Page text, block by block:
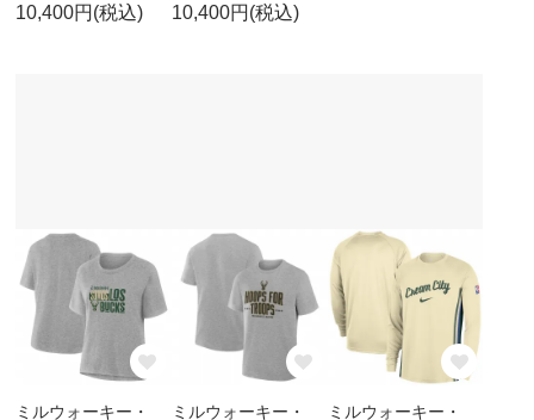
10,400円(税込) 10,400円(税込)
ミルウォーキー・
ミルウォーキー・
ミルウォーキー・